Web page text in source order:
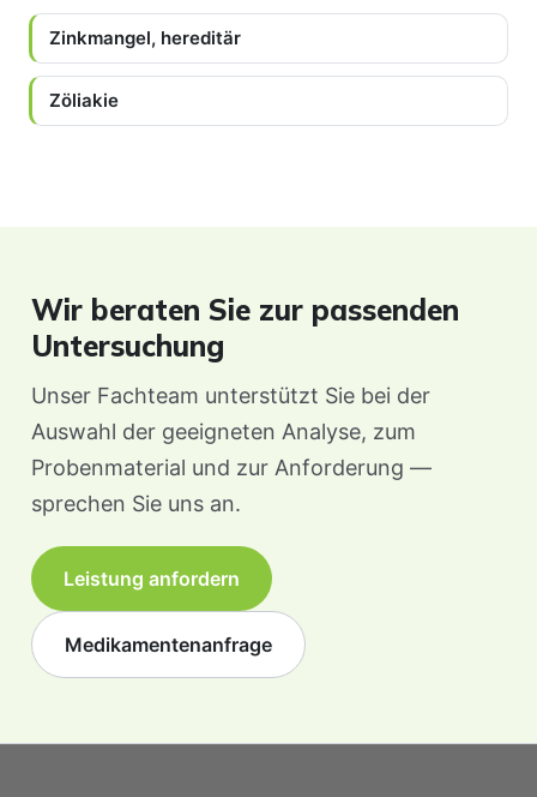
Zinkmangel, hereditär
Zöliakie
Wir beraten Sie zur passenden
Untersuchung
Unser Fachteam unterstützt Sie bei der
Auswahl der geeigneten Analyse, zum
Probenmaterial und zur Anforderung —
sprechen Sie uns an.
Leistung anfordern
Medikamentenanfrage